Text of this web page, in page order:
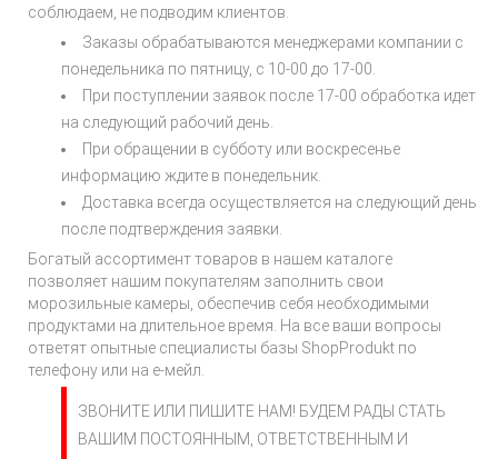
соблюдаем, не подводим клиентов.
Заказы обрабатываются менеджерами компании с
понедельника по пятницу, с 10-00 до 17-00.
При поступлении заявок после 17-00 обработка идет
на следующий рабочий день.
При обращении в субботу или воскресенье
информацию ждите в понедельник.
Доставка всегда осуществляется на следующий день
после подтверждения заявки.
Богатый ассортимент товаров в нашем каталоге
позволяет нашим покупателям заполнить свои
морозильные камеры, обеспечив себя необходимыми
продуктами на длительное время. На все ваши вопросы
ответят опытные специалисты базы ShopProdukt по
телефону или на е-мейл.
ЗВОНИТЕ ИЛИ ПИШИТЕ НАМ! БУДЕМ РАДЫ СТАТЬ
ВАШИМ ПОСТОЯННЫМ, ОТВЕТСТВЕННЫМ И